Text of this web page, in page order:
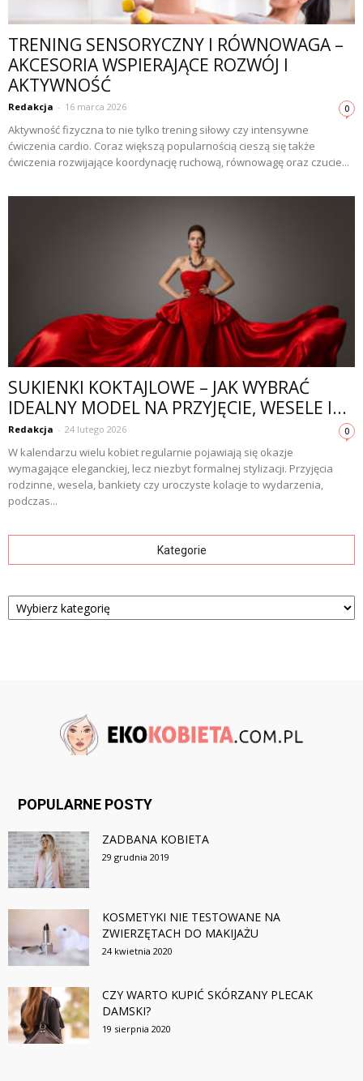
TRENING SENSORYCZNY I RÓWNOWAGA –
AKCESORIA WSPIERAJĄCE ROZWÓJ I
AKTYWNOŚĆ
Redakcja - 16 marca 2026 0
Aktywność fizyczna to nie tylko trening siłowy czy intensywne
ćwiczenia cardio. Coraz większą popularnością cieszą się także
ćwiczenia rozwijające koordynację ruchową, równowagę oraz czucie...
SUKIENKI KOKTAJLOWE – JAK WYBRAĆ
IDEALNY MODEL NA PRZYJĘCIE, WESELE I...
Redakcja - 24 lutego 2026 0
W kalendarzu wielu kobiet regularnie pojawiają się okazje
wymagające eleganckiej, lecz niezbyt formalnej stylizacji. Przyjęcia
rodzinne, wesela, bankiety czy uroczyste kolacje to wydarzenia,
podczas...
Kategorie
Kategorie
POPULARNE POSTY
ZADBANA KOBIETA
29 grudnia 2019
KOSMETYKI NIE TESTOWANE NA
ZWIERZĘTACH DO MAKIJAŻU
24 kwietnia 2020
CZY WARTO KUPIĆ SKÓRZANY PLECAK
DAMSKI?
19 sierpnia 2020